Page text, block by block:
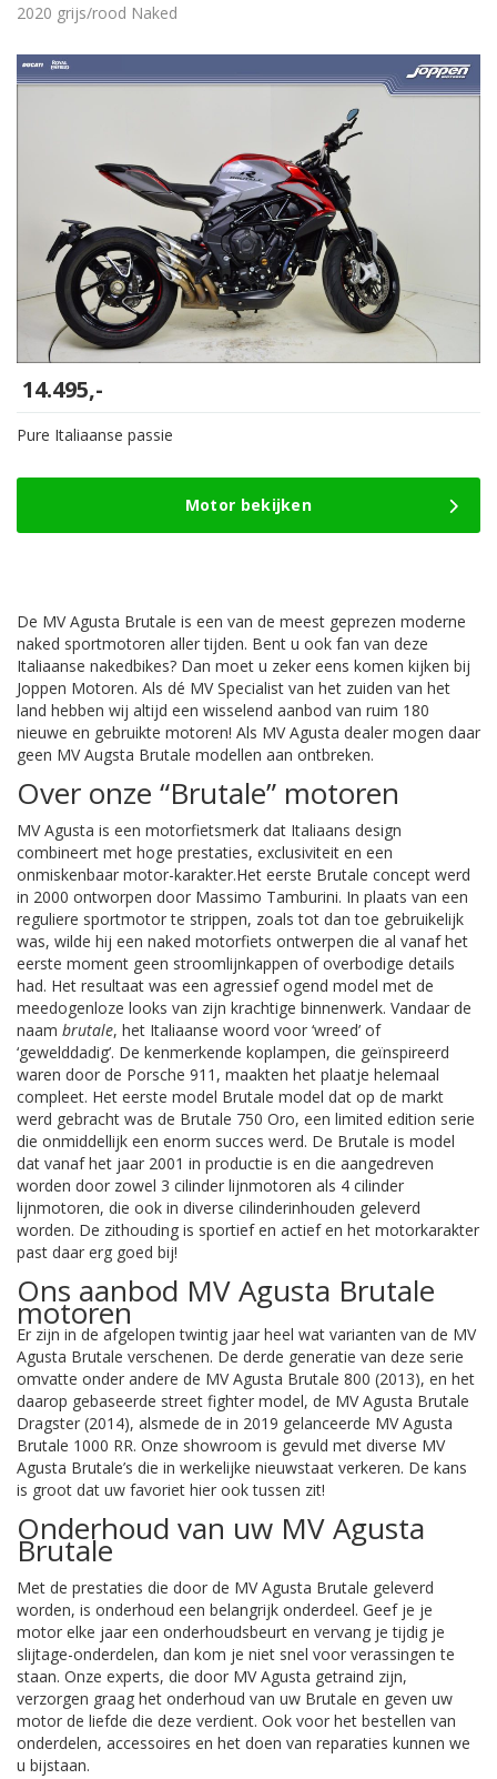
2020 grijs/rood Naked
14.495,-
Pure Italiaanse passie
Motor bekijken
De MV Agusta Brutale is een van de meest geprezen moderne
naked sportmotoren aller tijden. Bent u ook fan van deze
Italiaanse nakedbikes? Dan moet u zeker eens komen kijken bij
Joppen Motoren. Als dé MV Specialist van het zuiden van het
land hebben wij altijd een wisselend aanbod van ruim 180
nieuwe en gebruikte motoren! Als MV Agusta dealer mogen daar
geen MV Augsta Brutale modellen aan ontbreken.
Over onze “Brutale” motoren
MV Agusta is een motorfietsmerk dat Italiaans design
combineert met hoge prestaties, exclusiviteit en een
onmiskenbaar motor-karakter.Het eerste Brutale concept werd
in 2000 ontworpen door Massimo Tamburini. In plaats van een
reguliere sportmotor te strippen, zoals tot dan toe gebruikelijk
was, wilde hij een naked motorfiets ontwerpen die al vanaf het
eerste moment geen stroomlijnkappen of overbodige details
had. Het resultaat was een agressief ogend model met de
meedogenloze looks van zijn krachtige binnenwerk. Vandaar de
naam brutale, het Italiaanse woord voor ‘wreed’ of
‘gewelddadig’. De kenmerkende koplampen, die geïnspireerd
waren door de Porsche 911, maakten het plaatje helemaal
compleet. Het eerste model Brutale model dat op de markt
werd gebracht was de Brutale 750 Oro, een limited edition serie
die onmiddellijk een enorm succes werd. De Brutale is model
dat vanaf het jaar 2001 in productie is en die aangedreven
worden door zowel 3 cilinder lijnmotoren als 4 cilinder
lijnmotoren, die ook in diverse cilinderinhouden geleverd
worden. De zithouding is sportief en actief en het motorkarakter
past daar erg goed bij!
Ons aanbod MV Agusta Brutale
motoren
Er zijn in de afgelopen twintig jaar heel wat varianten van de MV
Agusta Brutale verschenen. De derde generatie van deze serie
omvatte onder andere de MV Agusta Brutale 800 (2013), en het
daarop gebaseerde street fighter model, de MV Agusta Brutale
Dragster (2014), alsmede de in 2019 gelanceerde MV Agusta
Brutale 1000 RR. Onze showroom is gevuld met diverse MV
Agusta Brutale’s die in werkelijke nieuwstaat verkeren. De kans
is groot dat uw favoriet hier ook tussen zit!
Onderhoud van uw MV Agusta
Brutale
Met de prestaties die door de MV Agusta Brutale geleverd
worden, is onderhoud een belangrijk onderdeel. Geef je je
motor elke jaar een onderhoudsbeurt en vervang je tijdig je
slijtage-onderdelen, dan kom je niet snel voor verassingen te
staan. Onze experts, die door MV Agusta getraind zijn,
verzorgen graag het onderhoud van uw Brutale en geven uw
motor de liefde die deze verdient. Ook voor het bestellen van
onderdelen, accessoires en het doen van reparaties kunnen we
u bijstaan.